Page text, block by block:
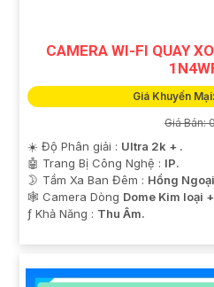
CAMERA WI-FI QUAY
Giá Khuyến
Giá Bán:
☀️ Độ Phân giải : Ultra 2k + .
🤖️ Trang Bị Công Nghệ : IP.
🌛 Tầm Xa Ban Đêm : Hồng
🕸️ Camera Dòng Dome Kim loại
️ƒ Khả Năng : Thu Âm.